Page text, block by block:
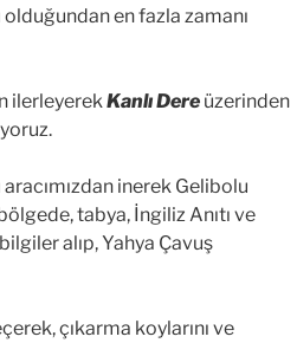
en fazla zamanı
ilerleyerek Kanlı Dere üzerinden
inerek Gelibolu
tabya, İngiliz Anıtı ve
alıp, Yahya Çavuş
çıkarma koylarını ve